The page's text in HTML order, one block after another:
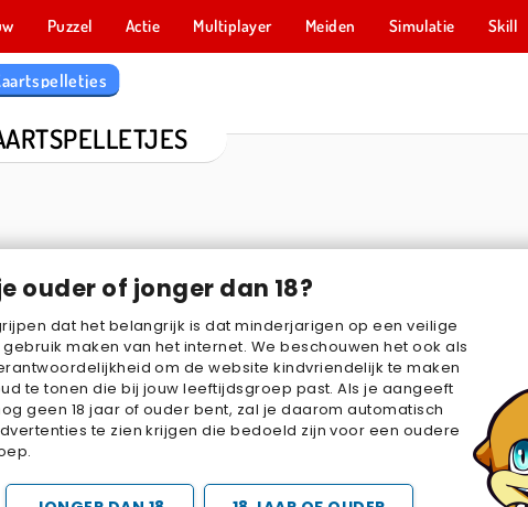
ouder of jonger dan 18?
dat het belangrijk is dat minderjarigen op een veilige
maken van het internet. We beschouwen het ook als
om de website kindvriendelijk te maken
te tonen die bij jouw leeftijdsgroep past. Als je aangeeft
geen 18 jaar of ouder bent, zal je daarom automatisch
te zien krijgen die bedoeld zijn voor een oudere
Puzzel Actie Multiplayer Meiden Simulatie Skill
Classic Solitaire-Classic Spider Solitaire: klassiek